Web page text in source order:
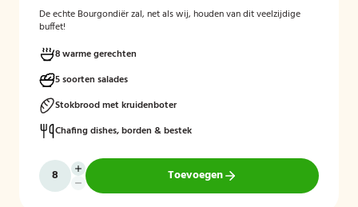
De echte Bourgondiër zal, net als wij, houden van dit veelzijdige
buffet!
8 warme gerechten
5 soorten salades
Stokbrood met kruidenboter
Chafing dishes, borden & bestek
Toevoegen